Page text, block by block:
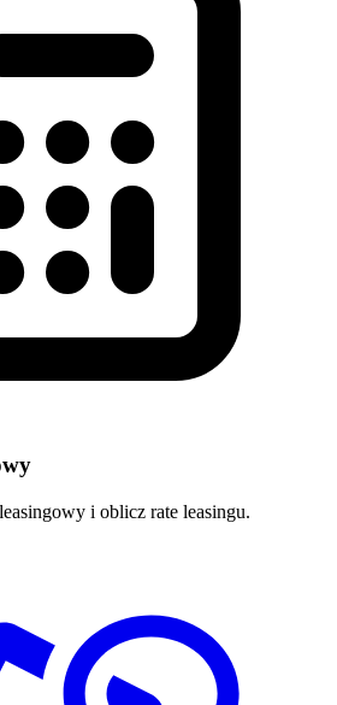
i oblicz rate leasingu.